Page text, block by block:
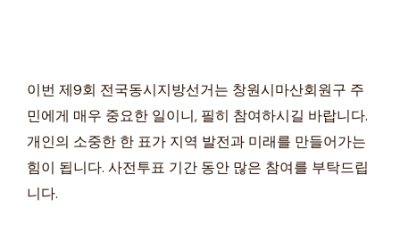
이번 제9회 전국동시지방선거는 창원시마산회원구 주
민에게 매우 중요한 일이니, 필히 참여하시길 바랍니다.
개인의 소중한 한 표가 지역 발전과 미래를 만들어가는
힘이 됩니다. 사전투표 기간 동안 많은 참여를 부탁드립
니다.